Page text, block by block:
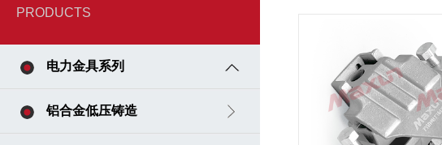
PRODUCTS
电力金具系列
铝合金低压铸造